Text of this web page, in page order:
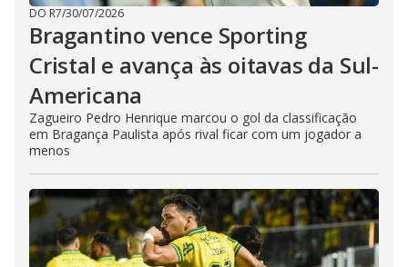
DO R7/30/07/2026
Bragantino vence Sporting
Cristal e avança às oitavas da Sul-
Americana
Zagueiro Pedro Henrique marcou o gol da classificação
em Bragança Paulista após rival ficar com um jogador a
menos